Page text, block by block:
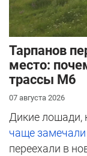
Тарпанов
место:
трассы М6
07 августа 2026
Дикие лошади,
чаще замечали
переехали в